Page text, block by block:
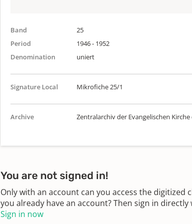
Band
25
Period
1946 - 1952
Denomination
uniert
Signature Local Mikrofiche 25/1
Archive Zentralarchiv der Evangelischen Kirche
You are not signed in!
Only with an account can you access the digitized
you already have an account? Then sign in
Sign in now